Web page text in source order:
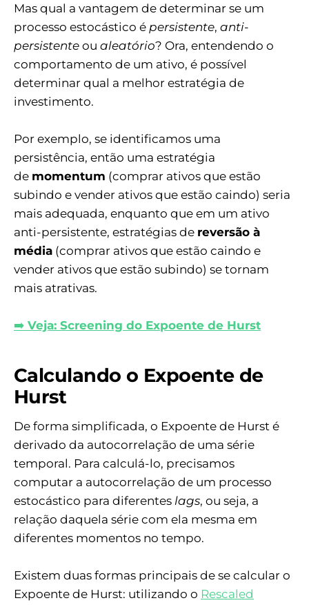
Mas qual a vantagem de determinar se um
processo estocástico é persistente, anti-
persistente ou aleatório? Ora, entendendo o
comportamento de um ativo, é possível
determinar qual a melhor estratégia de
investimento.
Por exemplo, se identificamos uma
persistência, então uma estratégia
de momentum (comprar ativos que estão
subindo e vender ativos que estão caindo) seria
mais adequada, enquanto que em um ativo
anti-persistente, estratégias de reversão à
média (comprar ativos que estão caindo e
vender ativos que estão subindo) se tornam
mais atrativas.
➡️ Veja: Screening do Expoente de Hurst
Calculando o Expoente de
Hurst
De forma simplificada, o Expoente de Hurst é
derivado da autocorrelação de uma série
temporal. Para calculá-lo, precisamos
computar a autocorrelação de um processo
estocástico para diferentes lags, ou seja, a
relação daquela série com ela mesma em
diferentes momentos no tempo.
Existem duas formas principais de se calcular o
Expoente de Hurst: utilizando o Rescaled